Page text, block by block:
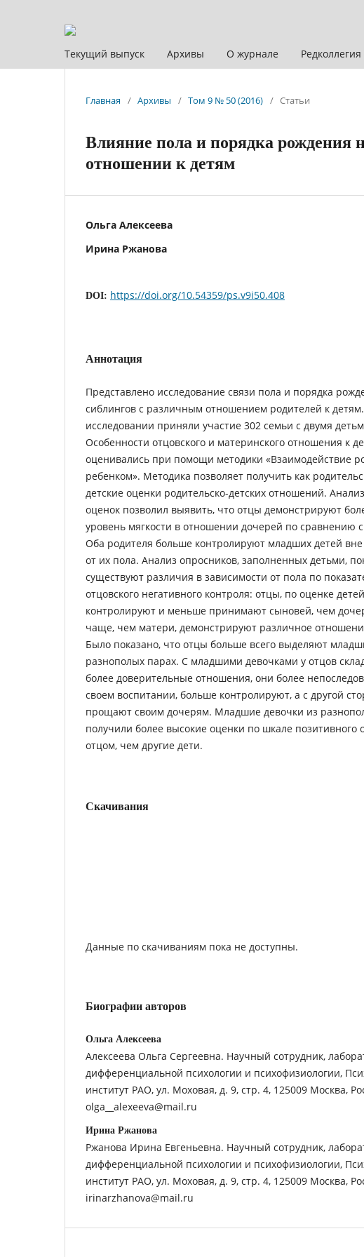
Текущий выпуск Архивы О журнале Редколлегия
Главная / Архивы / Том 9 № 50 (2016) / Статьи
Влияние пола и порядка рождения
отношении к детям
Ольга Алексеева
Ирина Ржанова
DOI: https://doi.org/10.54359/ps.v9i50.408
Аннотация
Представлено исследование связи пола и порядка
сиблингов с различным отношением родителей к
исследовании приняли участие 302 семьи с двумя
Особенности отцовского и материнского отношения к
оценивались при помощи методики «Взаимодействие
ребенком». Методика позволяет получить как
детские оценки родительско-детских отношений.
оценок позволил выявить, что отцы демонстрируют
уровень мягкости в отношении дочерей по сравнению
Оба родителя больше контролируют младших детей вне
от их пола. Анализ опросников, заполненных детьми,
существуют различия в зависимости от пола по
отцовского негативного контроля: отцы, по оценке
контролируют и меньше принимают сыновей, чем
чаще, чем матери, демонстрируют различное
Было показано, что отцы больше всего выделяют
разнополых парах. С младшими девочками у отцов
более доверительные отношения, они более
своем воспитании, больше контролируют, а с другой
прощают своим дочерям. Младшие девочки из
получили более высокие оценки по шкале позитивного
отцом, чем другие дети.
Скачивания
Данные по скачиваниям пока не доступны.
Биографии авторов
Ольга Алексеева
Алексеева Ольга Сергеевна. Научный сотрудник,
дифференциальной психологии и психофизиологии,
институт РАО, ул. Моховая, д. 9, стр. 4, 125009 Москва,
olga__alexeeva@mail.ru
Ирина Ржанова
Ржанова Ирина Евгеньевна. Научный сотрудник,
дифференциальной психологии и психофизиологии,
институт РАО, ул. Моховая, д. 9, стр. 4, 125009 Москва,
irinarzhanova@mail.ru